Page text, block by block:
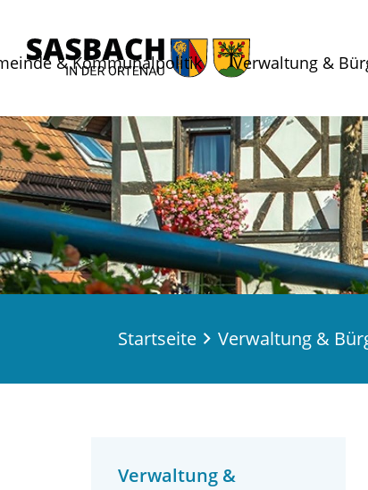
& Kommunalpolitik Verwaltung &
Startseite Verwaltung &
Verwaltung &